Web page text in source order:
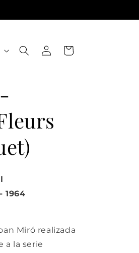
sesión
Carrito
1964
Miró realizada
a la serie